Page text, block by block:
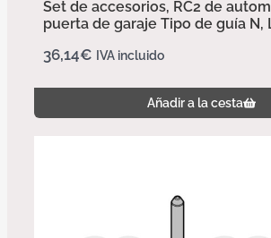
Set de accesorios, RC2 de
puerta de garaje Tipo de guía N,
36,14€ IVA incluido
Añadir a la cesta